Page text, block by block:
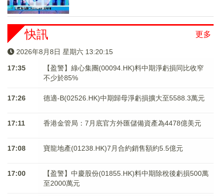
更多
快訊
2026年8月8日 星期六 13:20:15
17:35
【盈警】綠心集團(00094.HK)料中期淨虧損同比收窄
不少於85%
17:26 德適-B(02526.HK)中期歸母淨虧損擴大至5588.3萬元
17:11 香港金管局：7月底官方外匯儲備資產為4478億美元
17:08 寶龍地產(01238.HK)7月合約銷售額約5.5億元
17:00
【盈警】中慶股份(01855.HK)料中期除稅後虧損500萬
至2000萬元